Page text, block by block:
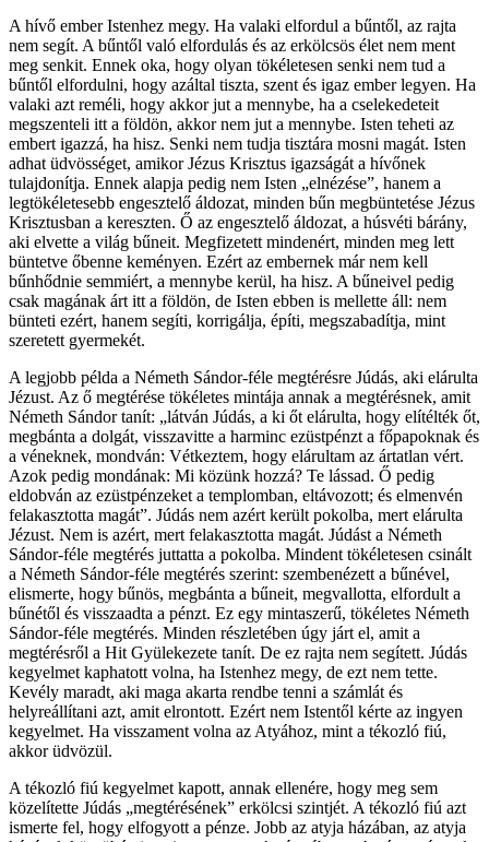
A hívő ember Istenhez megy. Ha valaki elfordul a bűntől, az rajta
nem segít. A bűntől való elfordulás és az erkölcsös élet nem ment
meg senkit. Ennek oka, hogy olyan tökéletesen senki nem tud a
bűntől elfordulni, hogy azáltal tiszta, szent és igaz ember legyen. Ha
valaki azt reméli, hogy akkor jut a mennybe, ha a cselekedeteit
megszenteli itt a földön, akkor nem jut a mennybe. Isten teheti az
embert igazzá, ha hisz. Senki nem tudja tisztára mosni magát. Isten
adhat üdvösséget, amikor Jézus Krisztus igazságát a hívőnek
tulajdonítja. Ennek alapja pedig nem Isten „elnézése”, hanem a
legtökéletesebb engesztelő áldozat, minden bűn megbüntetése Jézus
Krisztusban a kereszten. Ő az engesztelő áldozat, a húsvéti bárány,
aki elvette a világ bűneit. Megfizetett mindenért, minden meg lett
büntetve őbenne keményen. Ezért az embernek már nem kell
bűnhődnie semmiért, a mennybe kerül, ha hisz. A bűneivel pedig
csak magának árt itt a földön, de Isten ebben is mellette áll: nem
bünteti ezért, hanem segíti, korrigálja, építi, megszabadítja, mint
szeretett gyermekét.
A legjobb példa a Németh Sándor-féle megtérésre Júdás, aki elárulta
Jézust. Az ő megtérése tökéletes mintája annak a megtérésnek, amit
Németh Sándor tanít: „látván Júdás, a ki őt elárulta, hogy elítélték őt,
megbánta a dolgát, visszavitte a harminc ezüstpénzt a főpapoknak és
a véneknek, mondván: Vétkeztem, hogy elárultam az ártatlan vért.
Azok pedig mondának: Mi közünk hozzá? Te lássad. Ő pedig
eldobván az ezüstpénzeket a templomban, eltávozott; és elmenvén
felakasztotta magát”. Júdás nem azért került pokolba, mert elárulta
Jézust. Nem is azért, mert felakasztotta magát. Júdást a Németh
Sándor-féle megtérés juttatta a pokolba. Mindent tökéletesen csinált
a Németh Sándor-féle megtérés szerint: szembenézett a bűnével,
elismerte, hogy bűnös, megbánta a bűneit, megvallotta, elfordult a
bűnétől és visszaadta a pénzt. Ez egy mintaszerű, tökéletes Németh
Sándor-féle megtérés. Minden részletében úgy járt el, amit a
megtérésről a Hit Gyülekezete tanít. De ez rajta nem segített. Júdás
kegyelmet kaphatott volna, ha Istenhez megy, de ezt nem tette.
Kevély maradt, aki maga akarta rendbe tenni a számlát és
helyreállítani azt, amit elrontott. Ezért nem Istentől kérte az ingyen
kegyelmet. Ha visszament volna az Atyához, mint a tékozló fiú,
akkor üdvözül.
A tékozló fiú kegyelmet kapott, annak ellenére, hogy meg sem
közelítette Júdás „megtérésének” erkölcsi szintjét. A tékozló fiú azt
ismerte fel, hogy elfogyott a pénze. Jobb az atyja házában, az atyja